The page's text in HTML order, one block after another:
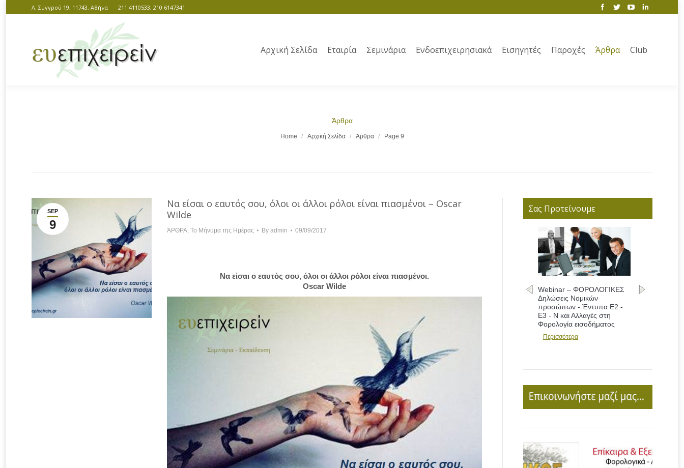
Λ. Συγγρού 19, 11743, Αθήνα 211 4110533, 210 6147341
Αρχική Σελίδα Εταιρία Σεμινάρια Ενδοεπιχειρησιακά Εισηγητές Παροχές Άρθρα Club
Άρθρα
Home Αρχική Σελίδα Άρθρα Page 9
SEP
9
Να είσαι ο εαυτός σου, όλοι οι άλλοι ρόλοι είναι πιασμένοι – Oscar
Wilde
ΆΡΘΡΑ, Το Μήνυμα της Ημέρας By admin 09/09/2017
Να είσαι ο εαυτός σου, όλοι οι άλλοι ρόλοι είναι πιασμένοι.
Oscar Wilde
Σας Προτείνουμε
Webinar – ΦΟΡΟΛΟΓΙΚΕΣ
Δηλώσεις Νομικών
προσώπων - Έντυπα Ε2 -
Ε3 - Ν και Αλλαγές στη
Φορολογία εισοδήματος
Περισσότερα